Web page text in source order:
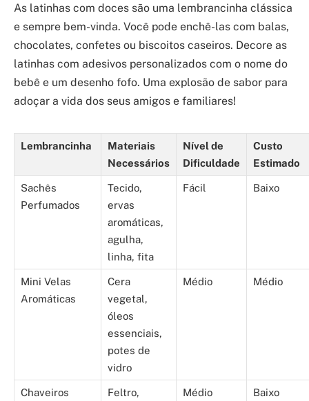
As latinhas com doces são uma lembrancinha clássica
e sempre bem-vinda. Você pode enchê-las com balas,
chocolates, confetes ou biscoitos caseiros. Decore as
latinhas com adesivos personalizados com o nome do
bebê e um desenho fofo. Uma explosão de sabor para
adoçar a vida dos seus amigos e familiares!
Lembrancinha
Materiais
Necessários
Nível de
Dificuldade
Custo
Estimado
Sachês
Perfumados
Tecido,
ervas
aromáticas,
agulha,
linha, fita
Fácil Baixo
Mini Velas
Aromáticas
Cera
vegetal,
óleos
essenciais,
potes de
vidro
Médio Médio
Chaveiros
Feltro,
Médio Baixo